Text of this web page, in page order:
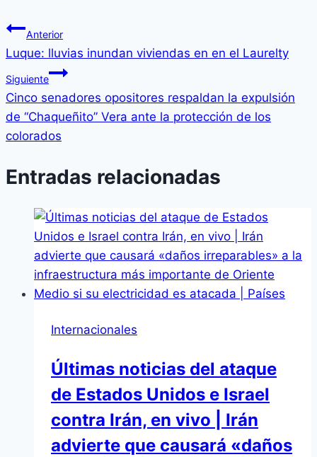
Anterior
Luque: lluvias inundan viviendas en en el Laurelty
Siguiente
Cinco senadores opositores respaldan la expulsión
de “Chaqueñito” Vera ante la protección de los
colorados
Entradas relacionadas
Internacionales
Últimas noticias del ataque
de Estados Unidos e Israel
contra Irán, en vivo | Irán
advierte que causará «daños